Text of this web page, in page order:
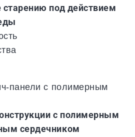
старению под действием
панели с полимерным
с полимерным
сердечником